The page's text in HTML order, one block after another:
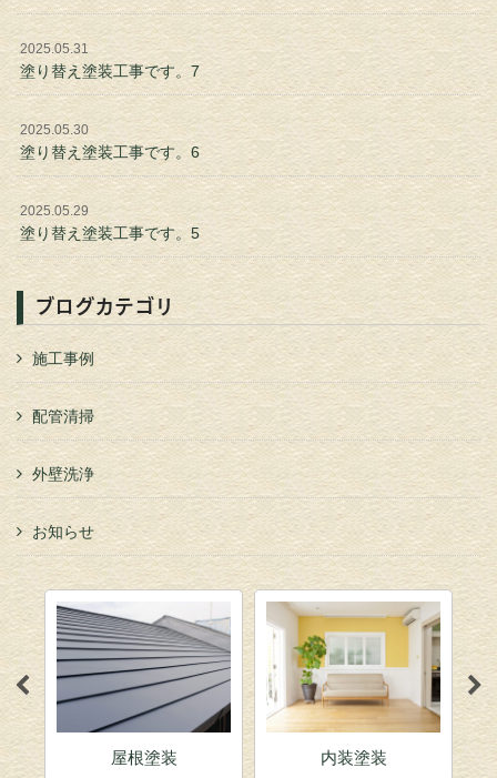
2025.05.31
塗り替え塗装工事です。7
2025.05.30
塗り替え塗装工事です。6
2025.05.29
塗り替え塗装工事です。5
ブログカテゴリ
施工事例
配管清掃
外壁洗浄
お知らせ
屋根塗装 内装塗装